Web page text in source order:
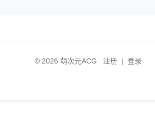
© 2026 萌次元ACG 注册 | 登录